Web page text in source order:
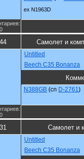
ex N1963D
0
Самолет и
Untitled
Beech C35 Bonanza
N388GB (cn D-2761)
0
Самолет и
Untitled
Beech C35 Bonanza